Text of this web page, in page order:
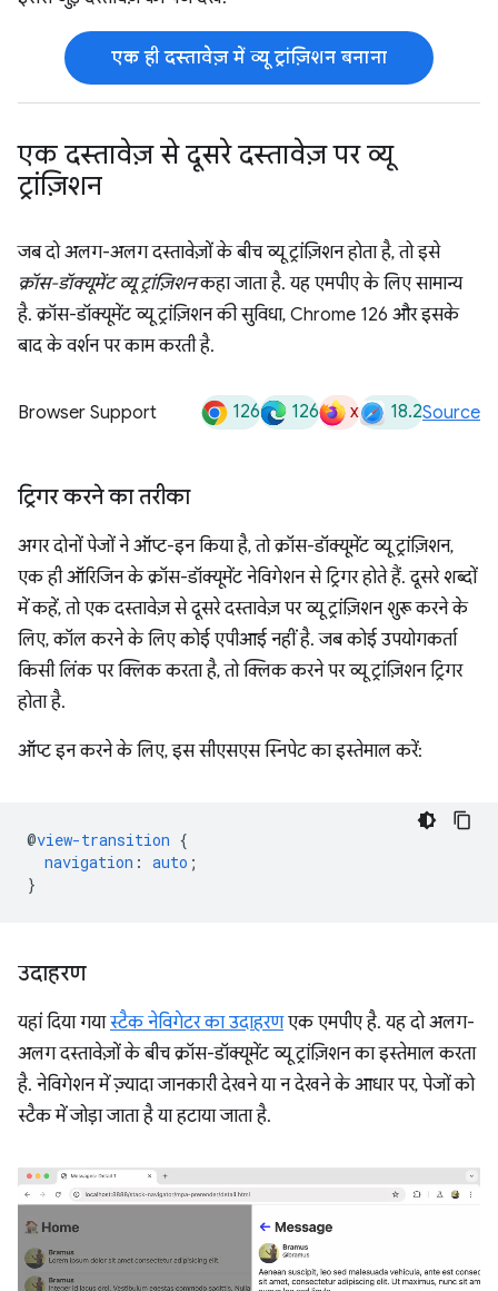
एक ही दस्तावेज़ में व्यू ट्रांज़िशन बनाना
एक दस्तावेज़ से दूसरे दस्तावेज़ पर व्यू
ट्रांज़िशन
जब दो अलग-अलग दस्तावेज़ों के बीच व्यू ट्रांज़िशन होता है, तो इसे
क्रॉस-डॉक्यूमेंट व्यू ट्रांज़िशनकहा जाता है. यह एमपीए के लिए सामान्य
है. क्रॉस-डॉक्यूमेंट व्यू ट्रांज़िशन की सुविधा, Chrome 126 और इसके
बाद के वर्शन पर काम करती है.
Browser Support 126 126 x 18.2Source
ट्रिगर करने का तरीका
अगर दोनों पेजों ने ऑप्ट-इन किया है, तो क्रॉस-डॉक्यूमेंट व्यू ट्रांज़िशन,
एक ही ऑरिजिन के क्रॉस-डॉक्यूमेंट नेविगेशन से ट्रिगर होते हैं. दूसरे शब्दों
में कहें, तो एक दस्तावेज़ से दूसरे दस्तावेज़ पर व्यू ट्रांज़िशन शुरू करने के
लिए, कॉल करने के लिए कोई एपीआई नहीं है. जब कोई उपयोगकर्ता
किसी लिंक पर क्लिक करता है, तो क्लिक करने पर व्यू ट्रांज़िशन ट्रिगर
होता है.
ऑप्ट इन करने के लिए, इस सीएसएस स्निपेट का इस्तेमाल करें:
@view-transition {
navigation : auto ;
}
उदाहरण
यहां दिया गयास्टैक नेविगेटर का उदाहरणएक एमपीए है. यह दो अलग-
अलग दस्तावेज़ों के बीच क्रॉस-डॉक्यूमेंट व्यू ट्रांज़िशन का इस्तेमाल करता
है. नेविगेशन में ज़्यादा जानकारी देखने या न देखने के आधार पर, पेजों को
स्टैक में जोड़ा जाता है या हटाया जाता है.